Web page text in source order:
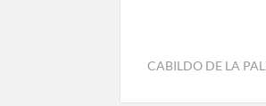
CABILDO DE LA